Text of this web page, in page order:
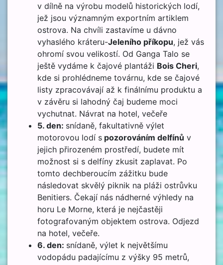
v dílně na výrobu modelů historických lodí,
jež jsou významným exportním artiklem
ostrova. Na chvíli zastavíme u dávno
vyhaslého kráteru-Jeleního příkopu, jež vás
ohromí svou velikostí. Od Ganga Talo se
ještě vydáme k čajové plantáži Bois Cheri,
kde si prohlédneme továrnu, kde se čajové
listy zpracovávají až k finálnímu produktu a
v závěru si lahodný čaj budeme moci
vychutnat. Návrat na hotel, večeře
5. den: snídaně, fakultativně výlet
motorovou lodí s pozorováním delfínů v
jejich přirozeném prostředí, budete mít
možnost si s delfíny zkusit zaplavat. Po
tomto dechberoucím zážitku bude
následovat skvělý piknik na pláži ostrůvku
Benitiers. Čekají nás nádherné výhledy na
horu Le Morne, která je nejčastěji
fotografovaným objektem ostrova. Odjezd
na hotel, večeře.
6. den: snídaně, výlet k největšímu
vodopádu padajícímu z výšky 95 metrů,